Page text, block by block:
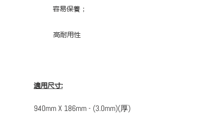
容易保養 ；
高耐用性
適用尺寸:
940mm X 186mm - (3.0mm)(厚)